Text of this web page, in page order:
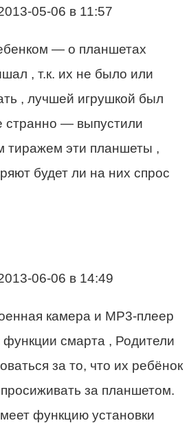
05-06 в 11:57
— о планшетах
, т.к. их не было или
, лучшей игрушкой был
странно — выпустили
тиражем эти планшеты ,
будет ли на них спрос
06-06 в 14:49
камера и MP3-плеер
смарта , Родители
за то, что их ребёнок
за планшетом.
функцию установки